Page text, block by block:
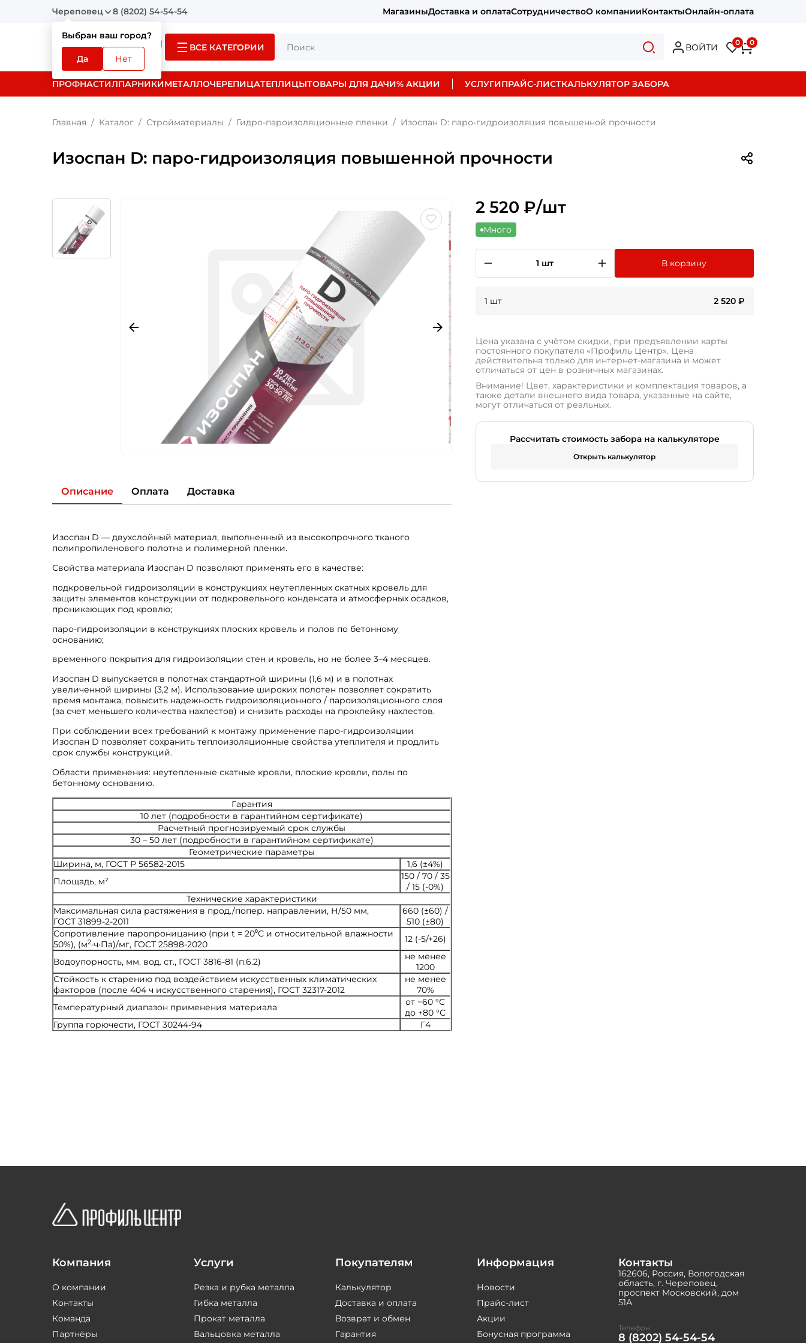
Череповец
Выбран ваш город?
Да Нет
8 (8202) 54-54-54 МагазиныДоставка и оплатаСотрудничествоО компанииКонтактыОнлайн-оплата
ВСЕ КАТЕГОРИИ ВОЙТИ 0 0
ПРОФНАСТИЛПАРНИКИМЕТАЛЛОЧЕРЕПИЦАТЕПЛИЦЫТОВАРЫ ДЛЯ ДАЧИ% АКЦИИ УСЛУГИПРАЙС-ЛИСТКАЛЬКУЛЯТОР ЗАБОРА
Главная Каталог Стройматериалы Гидро-пароизоляционные пленки Изоспан D: паро-гидроизоляция повышенной прочности
Изоспан D: паро-гидроизоляция повышенной прочности
2 520 ₽/шт
Много
1 шт В корзину
1 шт 2 520 ₽
Цена указана с учётом скидки, при предъявлении карты
постоянного покупателя «Профиль Центр». Цена
действительна только для интернет-магазина и может
отличаться от цен в розничных магазинах.
Внимание! Цвет, характеристики и комплектация товаров, а
также детали внешнего вида товара, указанные на сайте,
могут отличаться от реальных.
Рассчитать стоимость забора на калькуляторе
Открыть калькулятор
Описание Оплата Доставка
Изоспан D — двухслойный материал, выполненный из высокопрочного тканого
полипропиленового полотна и полимерной пленки.
Свойства материала Изоспан D позволяют применять его в качестве:
подкровельной гидроизоляции в конструкциях неутепленных скатных кровель для
защиты элементов конструкции от подкровельного конденсата и атмосферных осадков,
проникающих под кровлю;
паро-гидроизоляции в конструкциях плоских кровель и полов по бетонному
основанию;
временного покрытия для гидроизоляции стен и кровель, но не более 3–4 месяцев.
Изоспан D выпускается в полотнах стандартной ширины (1,6 м) и в полотнах
увеличенной ширины (3,2 м). Использование широких полотен позволяет сократить
время монтажа, повысить надежность гидроизоляционного / пароизоляционного слоя
(за счет меньшего количества нахлестов) и снизить расходы на проклейку нахлестов.
При соблюдении всех требований к монтажу применение паро-гидроизоляции
Изоспан D позволяет сохранить теплоизоляционные свойства утеплителя и продлить
срок службы конструкций.
Области применения: неутепленные скатные кровли, плоские кровли, полы по
бетонному основанию.
Гарантия
10 лет (подробности в гарантийном сертификате)
Расчетный прогнозируемый срок службы
30 – 50 лет (подробности в гарантийном сертификате)
Геометрические параметры
Ширина, м, ГОСТ Р 56582-2015
1,6 (±4%)
Площадь, м²
150 / 70 / 35
/ 15 (-0%)
Технические характеристики
Максимальная сила растяжения в прод./попер. направлении, Н/50 мм,
ГОСТ 31899-2-2011
660 (±60) /
510 (±80)
Сопротивление паропроницанию (при t = 20⁰С и относительной влажности
50%), (м2·ч·Па)/мг, ГОСТ 25898-2020 12 (-5/+26)
Водоупорность, мм. вод. ст., ГОСТ 3816-81 (п.6.2)
не менее
1200
Стойкость к старению под воздействием искусственных климатических
факторов (после 404 ч искусственного старения), ГОСТ 32317-2012
не менее
70%
Температурный диапазон применения материала
от −60 °С
до +80 °С
Группа горючести, ГОСТ 30244-94
Г4
Компания
О компании
Контакты
Команда
Партнёры
Услуги
Резка и рубка металла
Гибка металла
Прокат металла
Вальцовка металла
Покупателям
Калькулятор
Доставка и оплата
Возврат и обмен
Гарантия
Информация
Новости
Прайс-лист
Акции
Бонусная программа
Контакты
162606, Россия, Вологодская
область, г. Череповец,
проспект Московский, дом
51А
Телефон
8 (8202) 54-54-54